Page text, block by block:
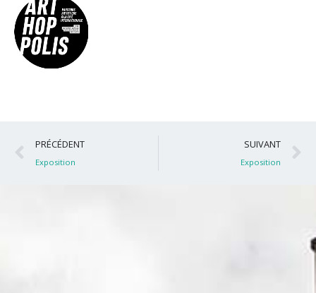
Précédent
PRÉCÉDENT
Exposition
SUIVANT
Exposition